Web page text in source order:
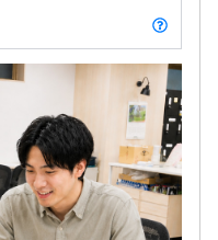
の取り組みや周囲への
す。
績はもちろん、現場で
への参加なども評価対
、周囲と協力しながら
す。